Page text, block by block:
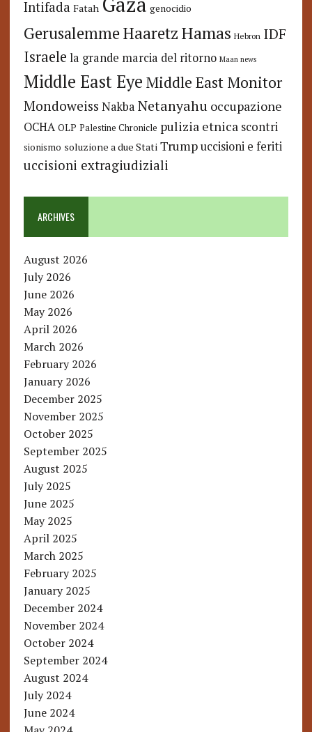
Intifada Fatah genocidio
GerusalemmeHaaretzHamas Hebron IDF
Israele la grande marcia del ritorno Maan news
Middle East Eye Middle East Monitor
Mondoweiss Nakba Netanyahu occupazione
OCHA OLP Palestine Chronicle pulizia etnica scontri
sionismo soluzione a due Stati Trump uccisioni e feriti
uccisioni extragiudiziali
ARCHIVES
August 2026
July 2026
June 2026
May 2026
April 2026
March 2026
February 2026
January 2026
December 2025
November 2025
October 2025
September 2025
August 2025
July 2025
June 2025
May 2025
April 2025
March 2025
February 2025
January 2025
December 2024
November 2024
October 2024
September 2024
August 2024
July 2024
June 2024